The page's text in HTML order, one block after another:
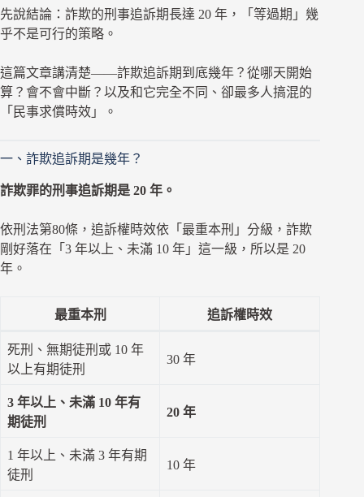
先說結論：詐欺的刑事追訴期長達 20 年，「等過期」幾
乎不是可行的策略。
這篇文章講清楚——詐欺追訴期到底幾年？從哪天開始
算？會不會中斷？以及和它完全不同、卻最多人搞混的
「民事求償時效」。
一、詐欺追訴期是幾年？
詐欺罪的刑事追訴期是 20 年。
依刑法第80條，追訴權時效依「最重本刑」分級，詐欺
剛好落在「3 年以上、未滿 10 年」這一級，所以是 20
年。
最重本刑 追訴權時效
死刑、無期徒刑或 10 年
以上有期徒刑
30 年
3 年以上、未滿 10 年有
期徒刑
20 年
1 年以上、未滿 3 年有期
徒刑
10 年